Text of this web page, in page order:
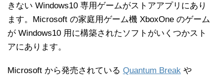
きない Windows10 専用ゲームがストアアプリにあり
ます。Microsoft の家庭用ゲーム機 XboxOne のゲーム
が Windows10 用に構築されたソフトがいくつかスト
アにあります。
Microsoft から発売されている Quantum Break や